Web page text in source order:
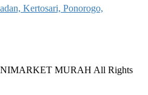
Kertosari, Ponorogo,
MURAH All Rights